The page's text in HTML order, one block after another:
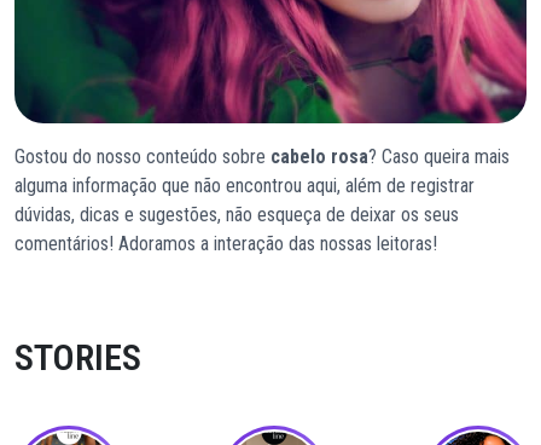
Gostou do nosso conteúdo sobre cabelo rosa? Caso queira mais
alguma informação que não encontrou aqui, além de registrar
dúvidas, dicas e sugestões, não esqueça de deixar os seus
comentários! Adoramos a interação das nossas leitoras!
STORIES